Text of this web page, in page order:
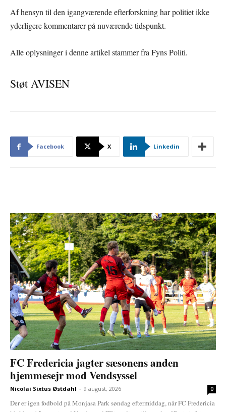
Af hensyn til den igangværende efterforskning har politiet ikke
yderligere kommentarer på nuværende tidspunkt.
Alle oplysninger i denne artikel stammer fra Fyns Politi.
Støt AVISEN
Facebook X Linkedin
FC Fredericia jagter sæsonens anden
hjemmesejr mod Vendsyssel
Nicolai Sixtus Østdahl - 9 august, 2026 0
Der er igen fodbold på Monjasa Park søndag eftermiddag, når FC Fredericia